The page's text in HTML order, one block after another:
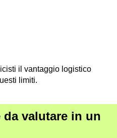
il vantaggio logistico
limiti.
valutare in un